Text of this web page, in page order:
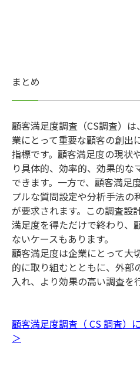
まとめ
顧客満足度調査（CS調査）
業にとって重要な顧客の創出
指標です。顧客満足度の現状
り具体的、効率的、効果的な
できます。一方で、顧客満足
プルな質問設定や分析手法の
が要求されます。この調査設
満足度を得ただけで終わり、
ないケースもあります。
顧客満足度は企業にとって大
的に取り組むとともに、外部
入れ、より効果の高い調査を
顧客満足度調査（ CS 調査）
＞